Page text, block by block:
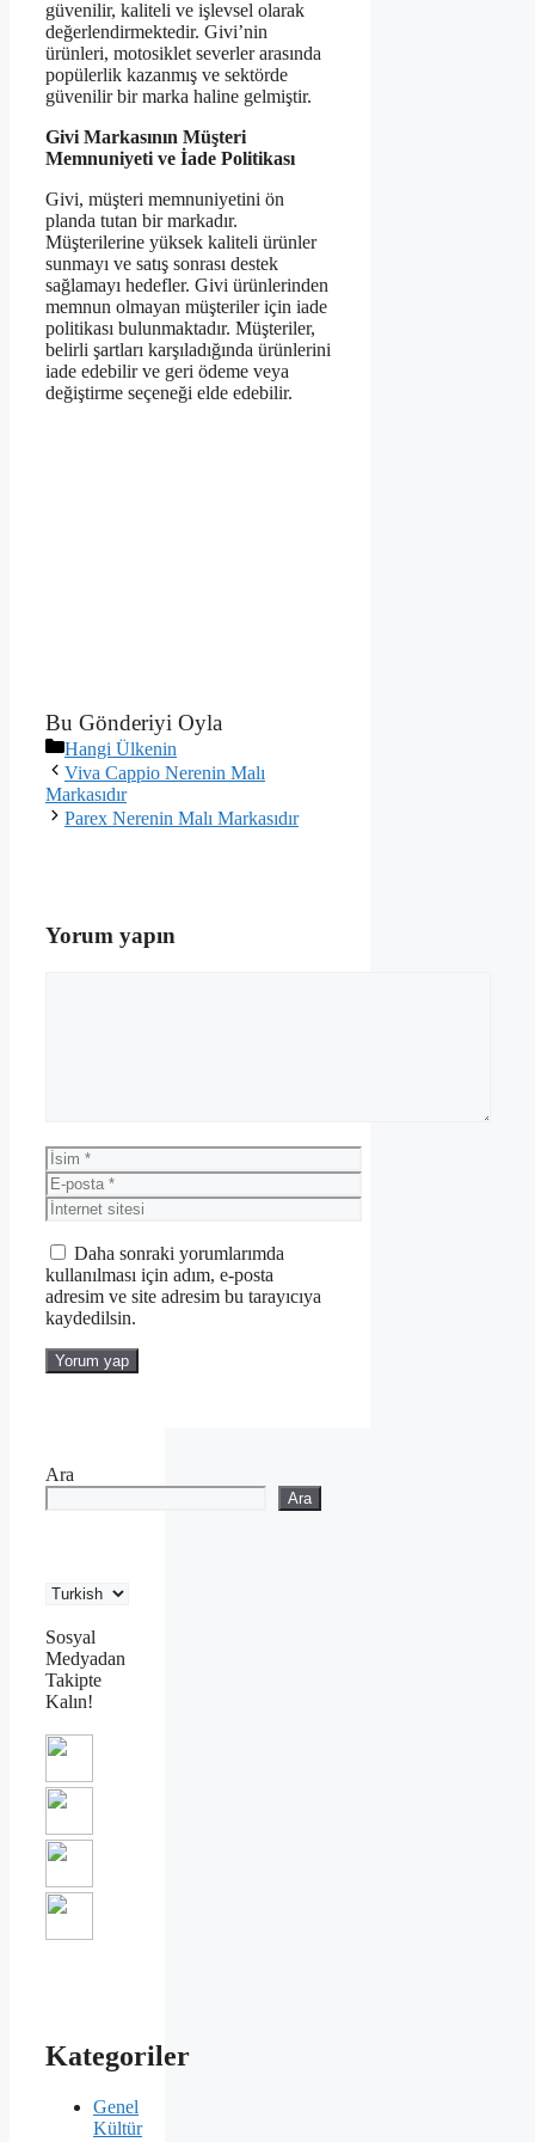
güvenilir, kaliteli ve işlevsel olarak
değerlendirmektedir. Givi’nin
ürünleri, motosiklet severler arasında
popülerlik kazanmış ve sektörde
güvenilir bir marka haline gelmiştir.
Givi Markasının Müşteri
Memnuniyeti ve İade Politikası
Givi, müşteri memnuniyetini ön
planda tutan bir markadır.
Müşterilerine yüksek kaliteli ürünler
sunmayı ve satış sonrası destek
sağlamayı hedefler. Givi ürünlerinden
memnun olmayan müşteriler için iade
politikası bulunmaktadır. Müşteriler,
belirli şartları karşıladığında ürünlerini
iade edebilir ve geri ödeme veya
değiştirme seçeneği elde edebilir.
Bu Gönderiyi Oyla
Kategoriler
Hangi Ülkenin
Viva Cappio Nerenin Malı
Markasıdır
Parex Nerenin Malı Markasıdır
Yorum yapın
İsim
E-
posta
İnternet
sitesi
Daha sonraki yorumlarımda
kullanılması için adım, e-posta
adresim ve site adresim bu tarayıcıya
kaydedilsin.
Ara
Ara
Sosyal
Medyadan
Takipte
Kalın!
Kategoriler
Genel
Kültür